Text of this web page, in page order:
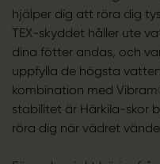
hjälper dig att röra dig
TEX-skyddet håller ute
dina fötter andas, och
uppfylla de högsta
kombination med
stabilitet är Härkila-skor
röra dig när vädret